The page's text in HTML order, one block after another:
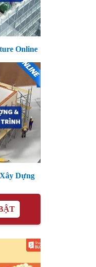
Online
Dựng